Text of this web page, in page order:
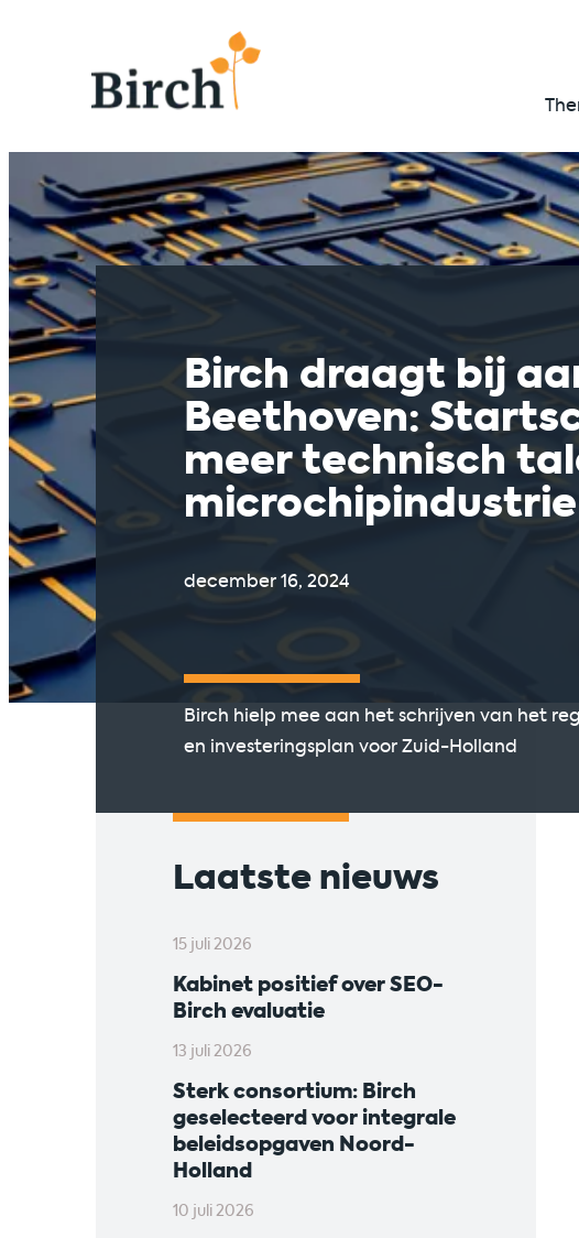
Birch draagt bij
Beethoven:
meer technisch
microchipindustrie
december 16, 2024
Birch hielp mee aan het schrijven van het
en investeringsplan voor Zuid-Holland
Laatste nieuws
15 juli 2026
Kabinet positief over SEO-
Birch evaluatie
13 juli 2026
Sterk consortium: Birch
geselecteerd voor integrale
beleidsopgaven Noord-
Holland
10 juli 2026